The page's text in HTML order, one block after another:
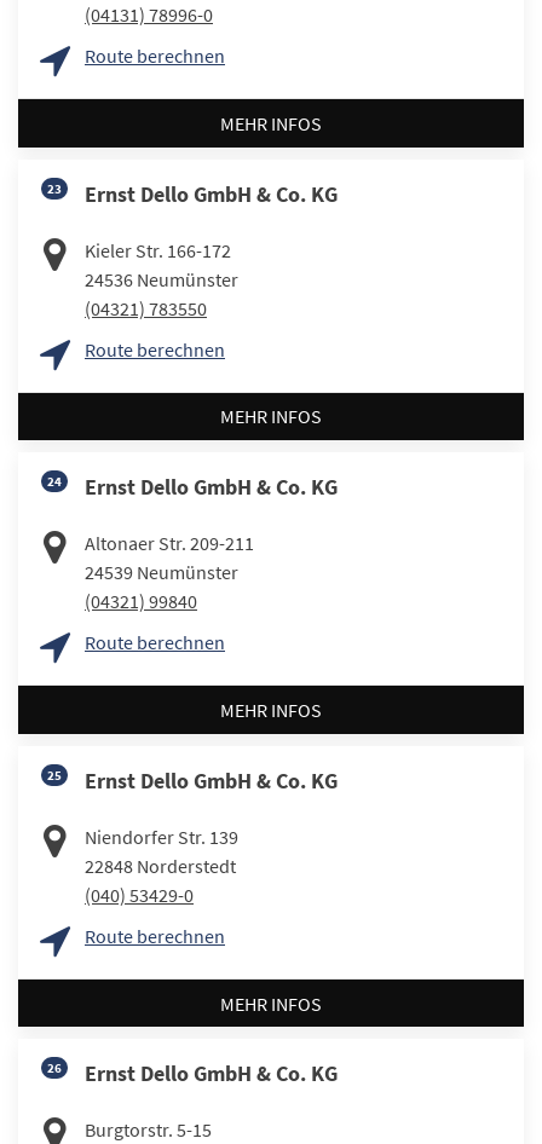
(04131) 78996-0
Route berechnen
MEHR INFOS
23 Ernst Dello GmbH & Co. KG
Kieler Str. 166-172
24536 Neumünster
(04321) 783550
Route berechnen
MEHR INFOS
24 Ernst Dello GmbH & Co. KG
Altonaer Str. 209-211
24539 Neumünster
(04321) 99840
Route berechnen
MEHR INFOS
25 Ernst Dello GmbH & Co. KG
Niendorfer Str. 139
22848 Norderstedt
(040) 53429-0
Route berechnen
MEHR INFOS
26 Ernst Dello GmbH & Co. KG
Burgtorstr. 5-15